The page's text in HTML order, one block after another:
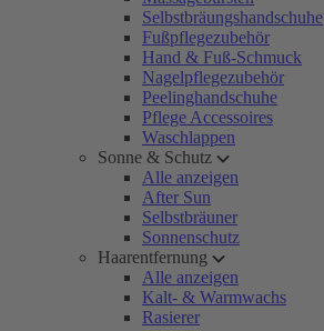
Selbstbräungshandschuhe
Fußpflegezubehör
Hand & Fuß-Schmuck
Nagelpflegezubehör
Peelinghandschuhe
Pflege Accessoires
Waschlappen
Sonne & Schutz
Alle anzeigen
After Sun
Selbstbräuner
Sonnenschutz
Haarentfernung
Alle anzeigen
Kalt- & Warmwachs
Rasierer